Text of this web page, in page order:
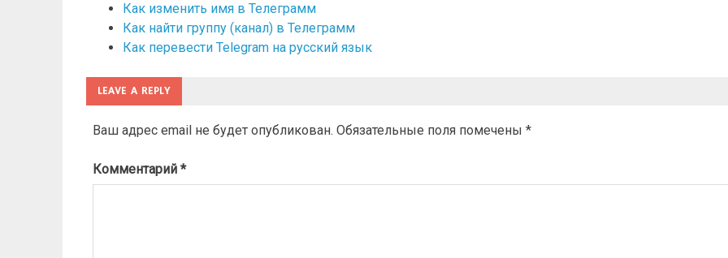
Как изменить имя в Телеграмм
Как найти группу (канал) в Телеграмм
Как перевести Telegram на русский язык
LEAVE A REPLY
Ваш адрес email не будет опубликован. Обязательные поля помечены *
Комментарий *